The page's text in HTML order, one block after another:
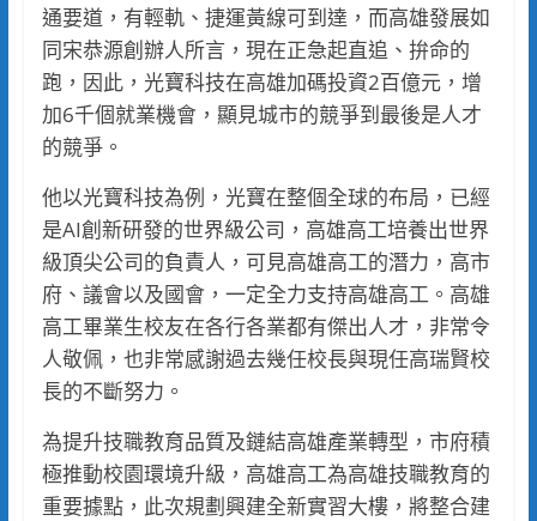
通要道，有輕軌、捷運黃線可到達，而高雄發展如
同宋恭源創辦人所言，現在正急起直追、拚命的
跑，因此，光寶科技在高雄加碼投資2百億元，增
加6千個就業機會，顯見城市的競爭到最後是人才
的競爭。
他以光寶科技為例，光寶在整個全球的布局，已經
是AI創新研發的世界級公司，高雄高工培養出世界
級頂尖公司的負責人，可見高雄高工的潛力，高市
府、議會以及國會，一定全力支持高雄高工。高雄
高工畢業生校友在各行各業都有傑出人才，非常令
人敬佩，也非常感謝過去幾任校長與現任高瑞賢校
長的不斷努力。
為提升技職教育品質及鏈結高雄產業轉型，市府積
極推動校園環境升級，高雄高工為高雄技職教育的
重要據點，此次規劃興建全新實習大樓，將整合建